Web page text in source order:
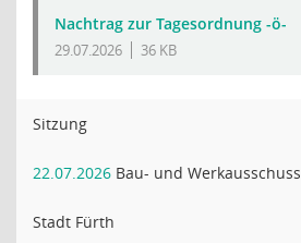
Nachtrag zur Tagesordnung -ö-
29.07.2026 36 KB
Sitzung
22.07.2026 Bau- und Werkausschuss
Stadt Fürth